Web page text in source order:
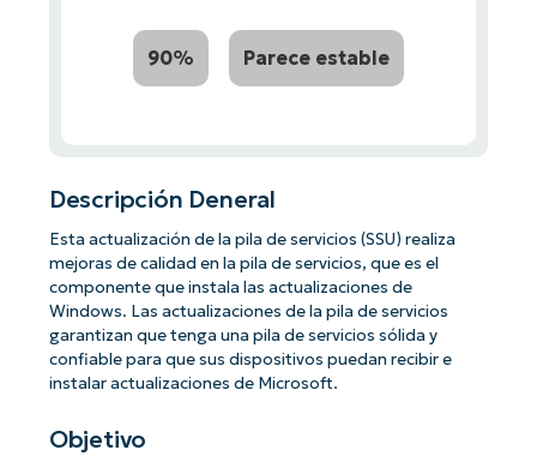
90% Parece estable
Descripción Deneral
Esta actualización de la pila de servicios (SSU) realiza
mejoras de calidad en la pila de servicios, que es el
componente que instala las actualizaciones de
Windows. Las actualizaciones de la pila de servicios
garantizan que tenga una pila de servicios sólida y
confiable para que sus dispositivos puedan recibir e
instalar actualizaciones de Microsoft.
Objetivo